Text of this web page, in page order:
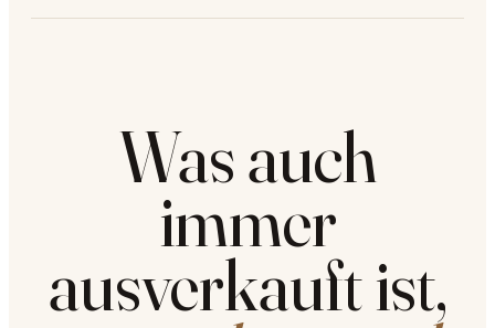
Was auch
immer
ausverkauft ist,